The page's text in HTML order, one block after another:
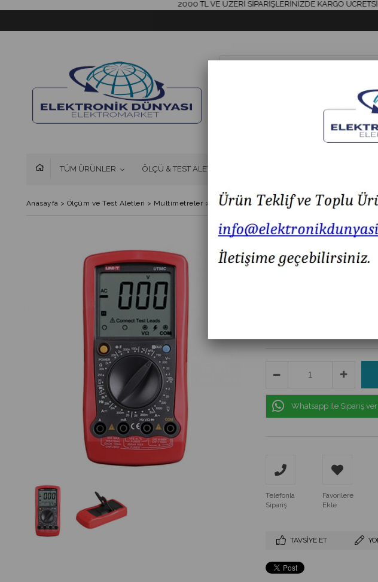
2000 TL VE ÜZERİ SİPARİŞLERİNİZDE KARGO ÜCRETSİZ
TÜM ÜRÜNLER ÖLÇÜ & TEST ALETLERİ
Anasayfa > Ölçüm ve Test Aletleri > Multimetreler > Unı-T UT 58C Dijital Multimetre Ölçü Aleti
Unı-T UT 58C Dijital
Whatsapp İle Sipariş ver
Telefonla
Sipariş
Favorilere
Ekle
TAVSIYE ET